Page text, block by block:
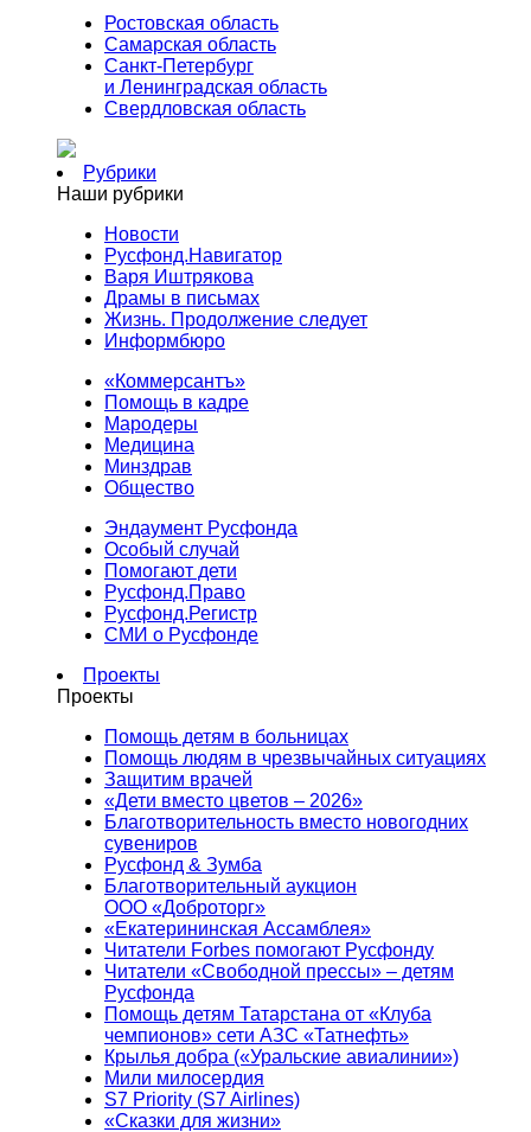
Ростовская область
Самарская область
Санкт-Петербург
и Ленинградская область
Свердловская область
Рубрики
Наши рубрики
Новости
Русфонд.Навигатор
Варя Иштрякова
Драмы в письмах
Жизнь. Продолжение следует
Информбюро
«Коммерсантъ»
Помощь в кадре
Мародеры
Медицина
Минздрав
Общество
Эндаумент Русфонда
Особый случай
Помогают дети
Русфонд.Право
Русфонд.Регистр
СМИ о Русфонде
Проекты
Проекты
Помощь детям в больницах
Помощь людям в чрезвычайных ситуациях
Защитим врачей
«Дети вместо цветов – 2026»
Благотворительность вместо новогодних
сувениров
Русфонд & Зумба
Благотворительный аукцион
ООО «Доброторг»
«Екатерининская Ассамблея»
Читатели Forbes помогают Русфонду
Читатели «Свободной прессы» – детям
Русфонда
Помощь детям Татарстана от «Клуба
чемпионов» сети АЗС «Татнефть»
Крылья добра («Уральские авиалинии»)
Мили милосердия
S7 Priority (S7 Airlines)
«Сказки для жизни»